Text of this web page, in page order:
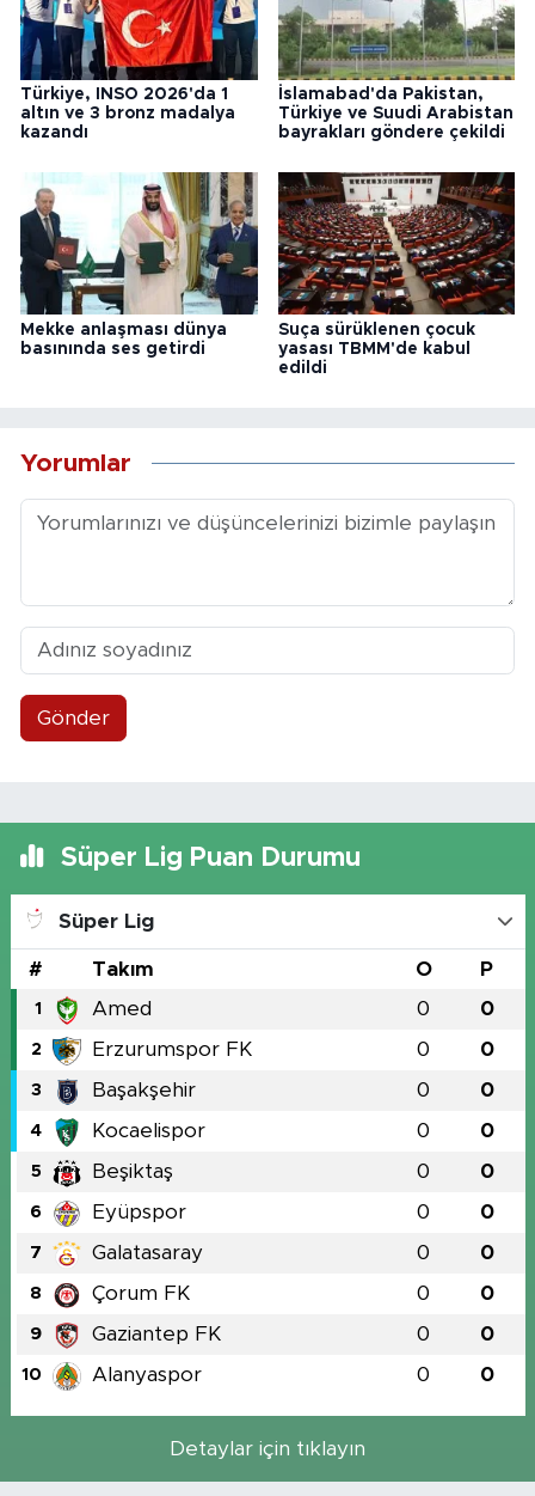
Türkiye, INSO 2026'da 1
altın ve 3 bronz madalya
kazandı
İslamabad'da Pakistan,
Türkiye ve Suudi Arabistan
bayrakları göndere çekildi
Mekke anlaşması dünya
basınında ses getirdi
Suça sürüklenen çocuk
yasası TBMM'de kabul
edildi
Yorumlar
Gönder
Süper Lig Puan Durumu
Süper Lig
# Takım O P
1 Amed 0 0
2 Erzurumspor FK 0 0
3 Başakşehir 0 0
4 Kocaelispor 0 0
5 Beşiktaş 0 0
6 Eyüpspor 0 0
7 Galatasaray 0 0
8 Çorum FK 0 0
9 Gaziantep FK 0 0
10 Alanyaspor 0 0
Detaylar için tıklayın